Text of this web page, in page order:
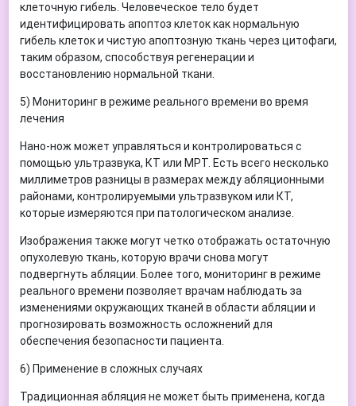
клеточную гибель. Человеческое тело будет
идентифицировать апоптоз клеток как нормальную
гибель клеток и чистую апоптозную ткань через цитофаги,
таким образом, способствуя регенерации и
восстановлению нормальной ткани.
5) Мониторинг в режиме реального времени во время
лечения
Нано-нож может управляться и контролироваться с
помощью ультразвука, КТ или МРТ. Есть всего несколько
миллиметров разницы в размерах между абляционными
районами, контролируемыми ультразвуком или КТ,
которые измеряются при патологическом анализе.
Изображения также могут четко отображать остаточную
опухолевую ткань, которую врачи снова могут
подвергнуть абляции. Более того, мониторинг в режиме
реального времени позволяет врачам наблюдать за
изменениями окружающих тканей в области абляции и
прогнозировать возможность осложнений для
обеспечения безопасности пациента.
6) Применение в сложных случаях
Традиционная абляция не может быть применена, когда